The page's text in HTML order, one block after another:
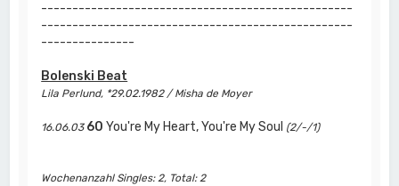
--------------------------------------------------
--------------------------------------------------
---------------
Bolenski Beat
Lila Perlund, *29.02.1982 / Misha de Moyer
16.06.03 60 You're My Heart, You're My Soul (2/-/1)
Wochenanzahl Singles: 2, Total: 2